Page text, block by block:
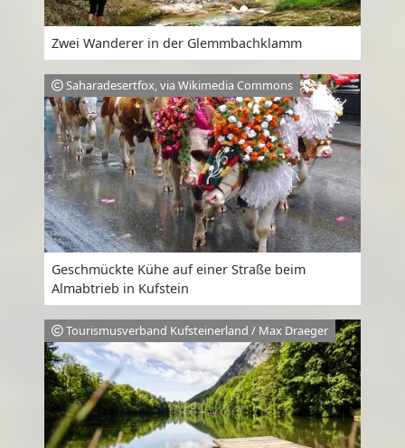
Zwei Wanderer in der Glemmbachklamm
Saharadesertfox, via Wikimedia Commons
Geschmückte Kühe auf einer Straße beim
Almabtrieb in Kufstein
Tourismusverband Kufsteinerland / Max Draeger